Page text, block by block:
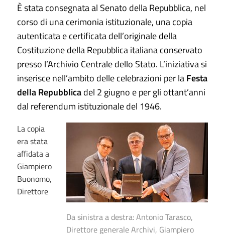
È stata consegnata al Senato della Repubblica, nel
corso di una cerimonia istituzionale, una copia
autenticata e certificata dell’originale della
Costituzione della Repubblica italiana conservato
presso l’Archivio Centrale dello Stato. L’iniziativa si
inserisce nell’ambito delle celebrazioni per laFesta
della Repubblicadel 2 giugno e per gli ottant’anni
dal referendum istituzionale del 1946.
Da sinistra a destra: Antonio Tarasco,
Direttore generale Archivi, Giampiero
La copia
era stata
affidata a
Giampiero
Buonomo,
Direttore